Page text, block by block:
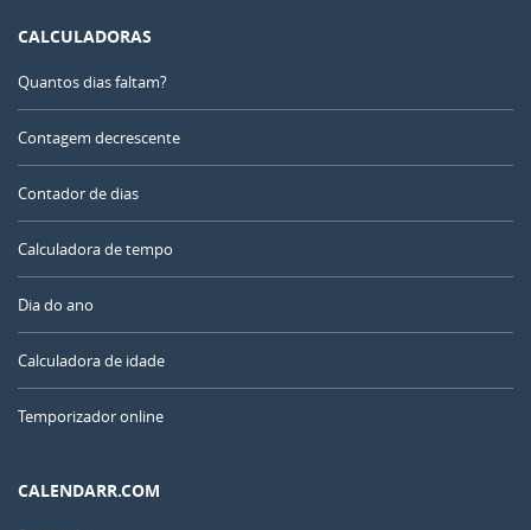
CALCULADORAS
Quantos dias faltam?
Contagem decrescente
Contador de dias
Calculadora de tempo
Dia do ano
Calculadora de idade
Temporizador online
CALENDARR.COM